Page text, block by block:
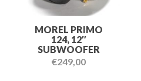
MOREL PRIMO
124, 12″
SUBWOOFER
€249,00